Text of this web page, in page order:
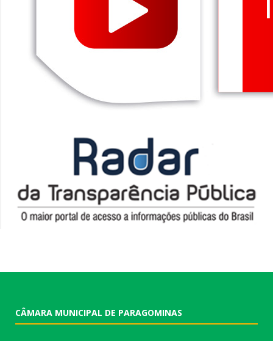
CÂMARA MUNICIPAL DE PARAGOMINAS